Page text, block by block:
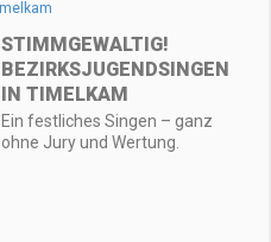
STIMMGEWALTIG!
BEZIRKSJUGENDSINGEN
IN TIMELKAM
Ein festliches Singen – ganz
ohne Jury und Wertung.